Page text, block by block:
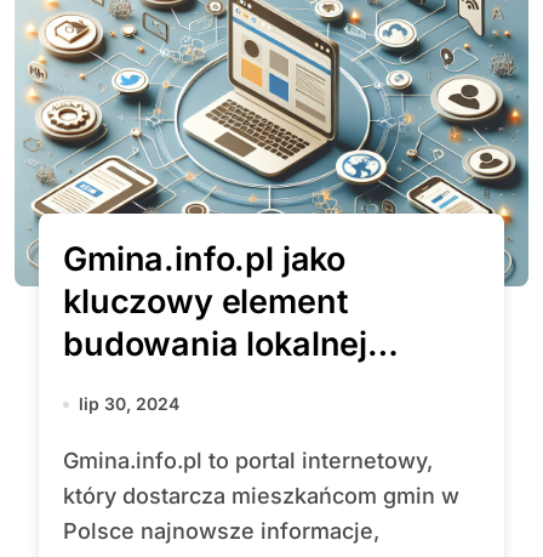
Gmina.info.pl jako
kluczowy element
budowania lokalnej
społeczności w erze
lip 30, 2024
Gmina.info.pl to portal internetowy,
który dostarcza mieszkańcom gmin w
Polsce najnowsze informacje,